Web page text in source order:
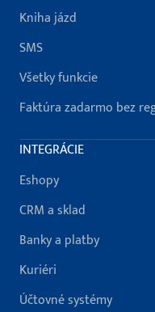
Kniha jázd
SMS
Všetky funkcie
Faktúra zadarmo bez
INTEGRÁCIE
Eshopy
CRM a sklad
Banky a platby
Kuriéri
Účtovné systémy